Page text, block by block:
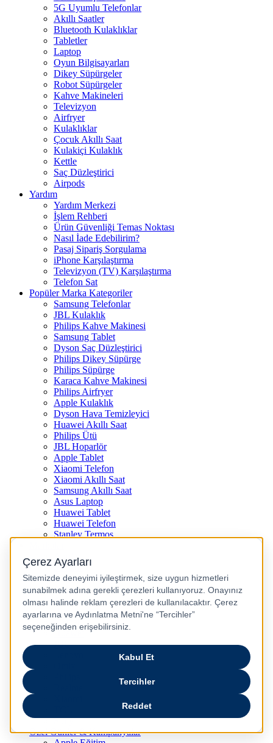
5G Uyumlu Telefonlar
Akıllı Saatler
Bluetooth Kulaklıklar
Tabletler
Laptop
Oyun Bilgisayarları
Dikey Süpürgeler
Robot Süpürgeler
Kahve Makineleri
Televizyon
Airfryer
Kulaklıklar
Çocuk Akıllı Saat
Kulakiçi Kulaklık
Kettle
Saç Düzleştirici
Airpods
Yardım
Yardım Merkezi
İşlem Rehberi
Ürün Güvenliği Temas Noktası
Nasıl İade Edebilirim?
Pasaj Sipariş Sorgulama
iPhone Karşılaştırma
Televizyon (TV) Karşılaştırma
Telefon Sat
Popüler Marka Kategoriler
Samsung Telefonlar
JBL Kulaklık
Philips Kahve Makinesi
Samsung Tablet
Dyson Saç Düzleştirici
Philips Dikey Süpürge
Philips Süpürge
Karaca Kahve Makinesi
Philips Airfryer
Apple Kulaklık
Dyson Hava Temizleyici
Huawei Akıllı Saat
Philips Ütü
JBL Hoparlör
Apple Tablet
Xiaomi Telefon
Xiaomi Akıllı Saat
Samsung Akıllı Saat
Asus Laptop
Huawei Tablet
Huawei Telefon
Stanley Termos
Apple
Samsung
Dyson
Anker
Arzum
Braun
Casper
Huawei
JBL
Sony
Özel Günler & Kampanyalar